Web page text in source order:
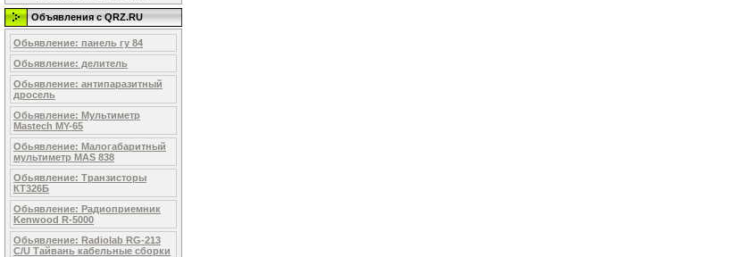
Объявления c QRZ.RU
Обьявление: панель гу 84
Обьявление: делитель
Обьявление: антипаразитный
дросель
Обьявление: Мультиметр
Mastech MY-65
Обьявление: Малогабаритный
мультиметр MAS 838
Обьявление: Транзисторы
КТ326Б
Обьявление: Радиоприемник
Kenwood R-5000
Обьявление: Radiolab RG-213
C/U Тайвань кабельные сборки